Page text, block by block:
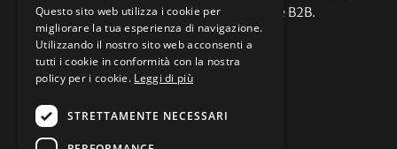
dell'abbigliamento promozionale B2B.
Assistenza
Cataloghi
Contattaci
Termini e condizioni
Questo sito web utilizza i cookie per
migliorare la tua esperienza di navigazione.
Utilizzando il nostro sito web acconsenti a
tutti i cookie in conformità con la nostra
policy per i cookie. Leggi di più
STRETTAMENTE NECESSARI